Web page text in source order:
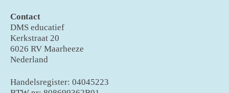
Contact
DMS educatief
Kerkstraat 20
6026 RV Maarheeze
Nederland
Handelsregister: 04045223